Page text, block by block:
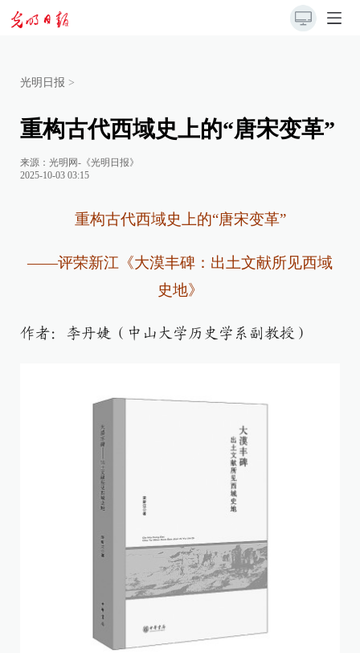
光明日报 >
重构古代西域史上的“唐宋变革”
来源： 光明网-《光明日报》
2025-10-03 03:15
重构古代西域史上的“唐宋变革”
——评荣新江《大漠丰碑：出土文献所见西域
史地》
作者：李丹婕（中山大学历史学系副教授）